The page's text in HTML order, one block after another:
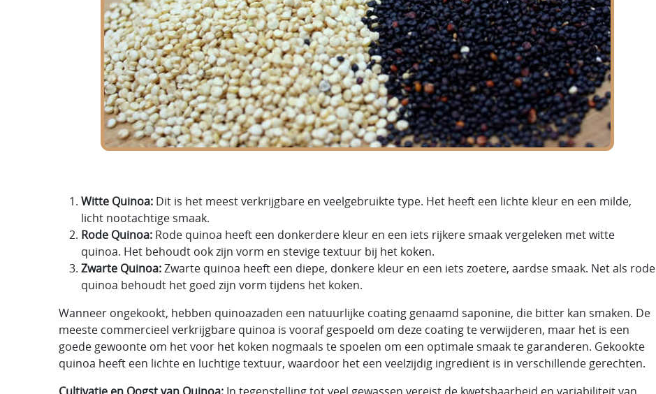
Witte Quinoa: Dit is het meest verkrijgbare en veelgebruikte type. Het heeft een lichte kleur en een milde,
licht nootachtige smaak.
Rode Quinoa: Rode quinoa heeft een donkerdere kleur en een iets rijkere smaak vergeleken met witte
quinoa. Het behoudt ook zijn vorm en stevige textuur bij het koken.
Zwarte Quinoa:Zwarte quinoa heeft een diepe, donkere kleur en een iets zoetere, aardse smaak. Net als rode
quinoa behoudt het goed zijn vorm tijdens het koken.
Wanneer ongekookt, hebben quinoazaden een natuurlijke coating genaamd saponine, die bitter kan smaken. De
meeste commercieel verkrijgbare quinoa is vooraf gespoeld om deze coating te verwijderen, maar het is een
goede gewoonte om het voor het koken nogmaals te spoelen om een optimale smaak te garanderen. Gekookte
quinoa heeft een lichte en luchtige textuur, waardoor het een veelzijdig ingrediënt is in verschillende gerechten.